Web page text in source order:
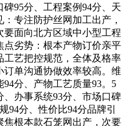
95分、工程案例94分、天
专注防护丝网加工出产，
面向北方区域中小型工程
劣势：根本产物订价亲平
艺把控规范，全体及格率
单沟通协做效率较高。维
分、产物工艺质量93。5
、办事系统93分、市场口碑
94分、性价比94分品牌引
焦根本款石笼网出产，次要